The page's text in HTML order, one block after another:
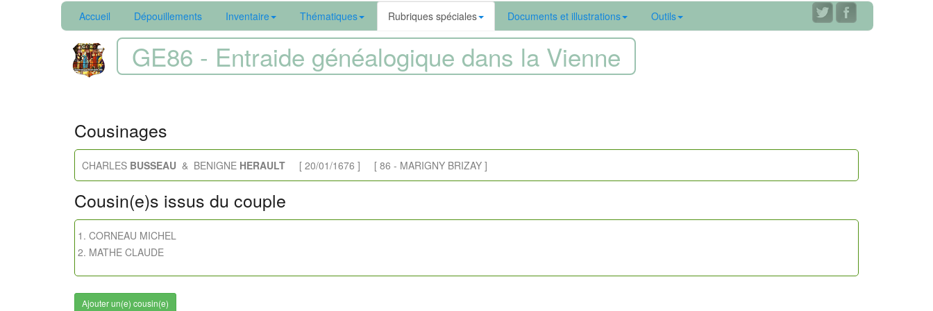
Accueil Dépouillements Inventaire Thématiques Rubriques spéciales Documents et illustrations Outils
GE86 - Entraide généalogique dans la Vienne
Cousinages
CHARLES BUSSEAU & BENIGNE HERAULT [ 20/01/1676 ] [ 86 - MARIGNY BRIZAY ]
Cousin(e)s issus du couple
CORNEAU MICHEL
MATHE CLAUDE
Ajouter un(e) cousin(e)